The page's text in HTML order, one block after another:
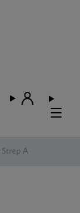
Strep A